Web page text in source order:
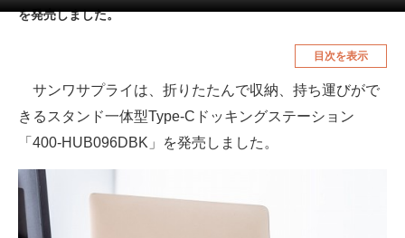
生活家電 生活用品
腕時計 車・バイク
釣り具・釣り用品 食品・飲料・お酒
メディア
注目記事を集めた総合ページ
を発売しました。
目次を表示
サンワサプライは、折りたたんで収納、持ち運びがで
きるスタンド一体型Type-Cドッキングステーション
「400-HUB096DBK」を発売しました。